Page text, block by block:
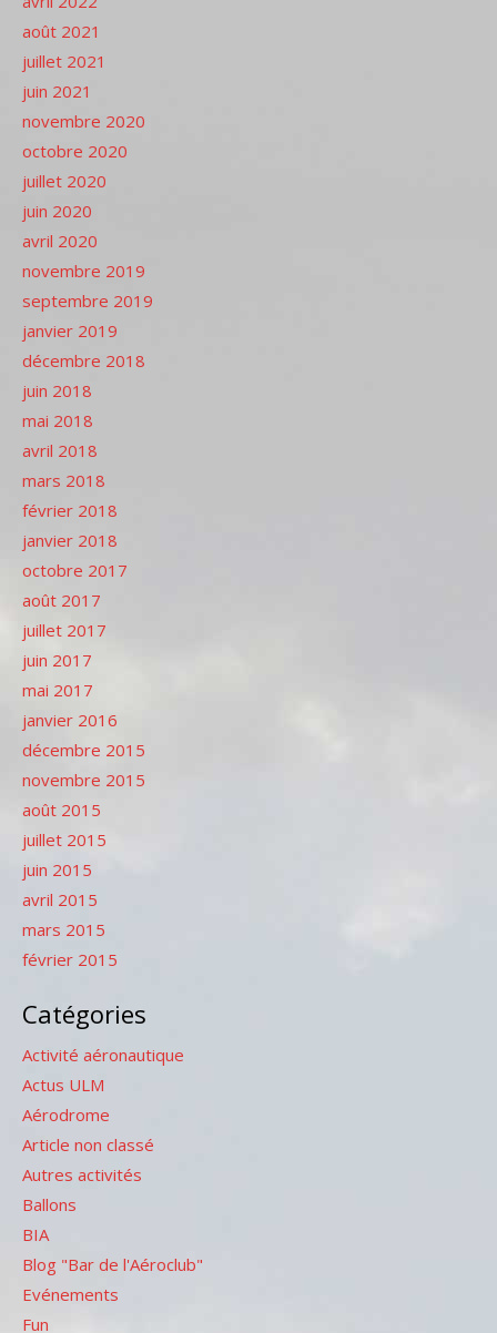
août 2021
juillet 2021
juin 2021
novembre 2020
octobre 2020
juillet 2020
juin 2020
avril 2020
novembre 2019
septembre 2019
janvier 2019
décembre 2018
juin 2018
mai 2018
avril 2018
mars 2018
février 2018
janvier 2018
octobre 2017
août 2017
juillet 2017
juin 2017
mai 2017
janvier 2016
décembre 2015
novembre 2015
août 2015
juillet 2015
juin 2015
avril 2015
mars 2015
février 2015
Catégories
Activité aéronautique
Actus ULM
Aérodrome
Article non classé
Autres activités
Ballons
BIA
Blog "Bar de l'Aéroclub"
Evénements
Fun